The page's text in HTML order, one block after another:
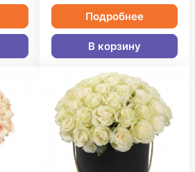
Подробнее
В корзину